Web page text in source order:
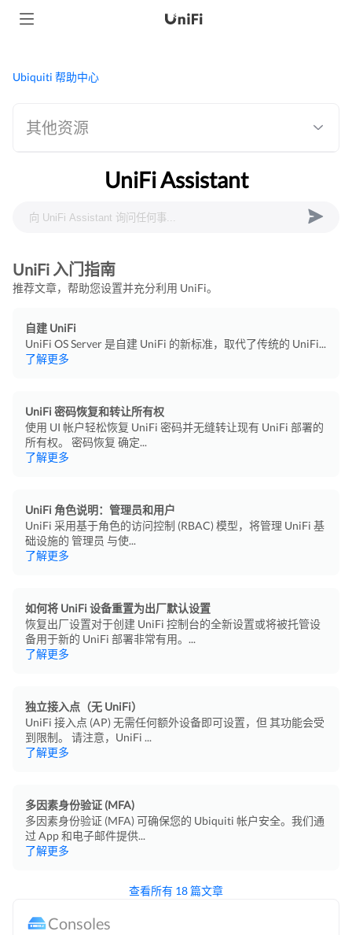
Ubiquiti 帮助中心
其他资源
UniFi Assistant
UniFi 入门指南
推荐文章，帮助您设置并充分利用 UniFi。
自建 UniFi
UniFi OS Server 是自建 UniFi 的新标准，取代了传统的 UniFi...
了解更多
UniFi 密码恢复和转让所有权
使用 UI 帐户轻松恢复 UniFi 密码并无缝转让现有 UniFi 部署的
所有权。 密码恢复 确定...
了解更多
UniFi 角色说明：管理员和用户
UniFi 采用基于角色的访问控制 (RBAC) 模型，将管理 UniFi 基
础设施的 管理员 与使...
了解更多
如何将 UniFi 设备重置为出厂默认设置
恢复出厂设置对于创建 UniFi 控制台的全新设置或将被托管设
备用于新的 UniFi 部署非常有用。...
了解更多
独立接入点（无 UniFi）
UniFi 接入点 (AP) 无需任何额外设备即可设置，但 其功能会受
到限制。 请注意，UniFi ...
了解更多
多因素身份验证 (MFA)
多因素身份验证 (MFA) 可确保您的 Ubiquiti 帐户安全。我们通
过 App 和电子邮件提供...
了解更多
查看所有 18 篇文章
Consoles